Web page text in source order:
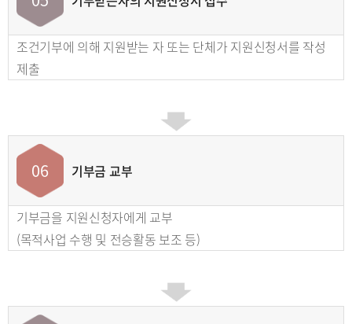
조건기부에 의해 지원받는 자 또는 단체가 지원신청서를 작성
제출
06 기부금 교부
기부금을 지원신청자에게 교부
(목적사업 수행 및 전승활동 보조 등)